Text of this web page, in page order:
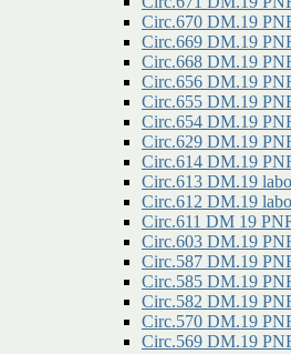
Circ.670 DM.19
Circ.669 DM.19
Circ.668 DM.19
Circ.656 DM.19
Circ.655 DM.19
Circ.654 DM.19
Circ.629 DM.19
Circ.614 DM.19
Circ.613 DM.19
Circ.612 DM.19
Circ.611 DM 19
Circ.603 DM.19
Circ.587 DM.19
Circ.585 DM.19
Circ.582 DM.19
Circ.570 DM.19
Circ.569 DM.19